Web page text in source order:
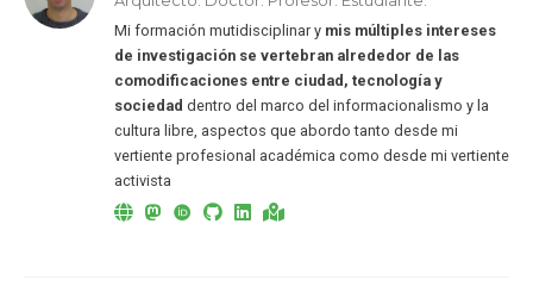
Mi formación mutidisciplinar y mis múltiples intereses
de investigación se vertebran alrededor de las
comodificaciones entre ciudad, tecnología y
sociedad dentro del marco del informacionalismo y la
cultura libre, aspectos que abordo tanto desde mi
vertiente profesional académica como desde mi vertiente
activista